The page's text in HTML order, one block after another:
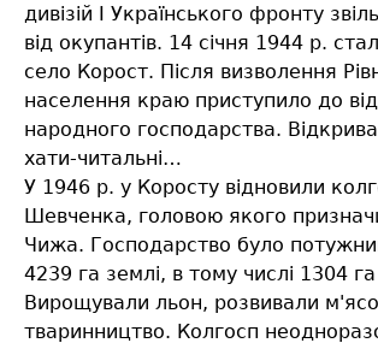
дивізій I Українського фронту
від окупантів. 14 січня 1944 р.
село Корост. Після визволення
населення краю приступило до
народного господарства.
хати-читальні…
У 1946 р. у Коросту відновили
Шевченка, головою якого
Чижа. Господарство було
4239 га землі, в тому числі 1304 га
Вирощували льон, розвивали
тваринництво. Колгосп